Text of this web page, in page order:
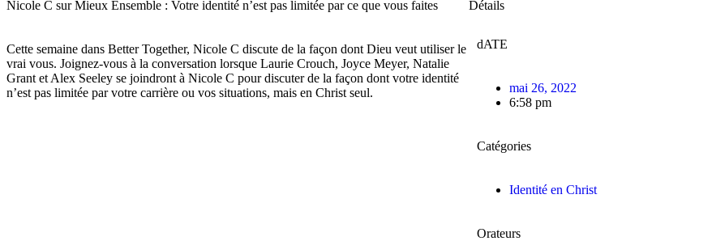
Nicole C sur Mieux Ensemble : Votre identité n’est pas limitée par ce que vous faites
Cette semaine dans Better Together, Nicole C discute de la façon dont Dieu veut utiliser le
vrai vous. Joignez-vous à la conversation lorsque Laurie Crouch, Joyce Meyer, Natalie
Grant et Alex Seeley se joindront à Nicole C pour discuter de la façon dont votre identité
n’est pas limitée par votre carrière ou vos situations, mais en Christ seul.
Détails
dATE
mai 26, 2022
6:58 pm
Catégories
Identité en Christ
Orateurs